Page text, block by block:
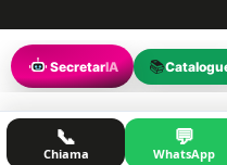
SecretarIA 📚
📞
Chiama
💬
WhatsApp